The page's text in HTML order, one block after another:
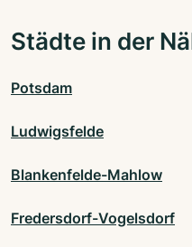
Städte in der
Potsdam
Ludwigsfelde
Blankenfelde-Mahlow
Fredersdorf-Vogelsdorf